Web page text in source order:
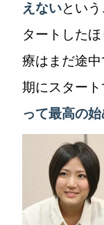
えないとい
タートした
療はまだ途
期にスタート
って最高の